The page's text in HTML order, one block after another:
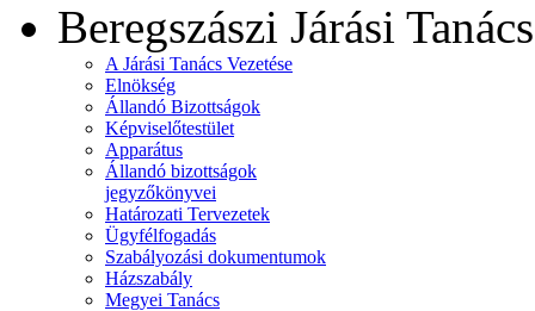
Beregszászi Járási Tanács
A Járási Tanács Vezetése
Elnökség
Állandó Bizottságok
Képviselőtestület
Apparátus
Állandó bizottságok
jegyzőkönyvei
Határozati Tervezetek
Ügyfélfogadás
Szabályozási dokumentumok
Házszabály
Megyei Tanács